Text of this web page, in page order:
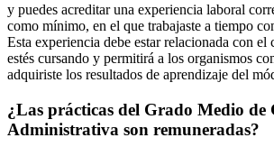
y puedes acreditar una experiencia laboral
como mínimo, en el que trabajaste a tiempo
Esta experiencia debe estar relacionada con
estés cursando y permitirá a los organismos
adquiriste los resultados de aprendizaje del
¿Las prácticas del Grado Medio de
Administrativa son remuneradas?